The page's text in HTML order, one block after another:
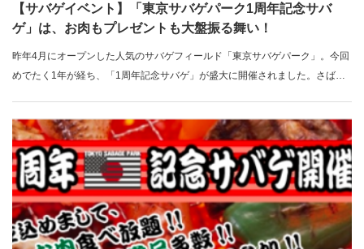
【サバゲイベント】「東京サバゲパーク1周年記念サバ
ゲ」は、お肉もプレゼントも大盤振る舞い！
昨年4月にオープンした人気のサバゲフィールド「東京サバゲパーク」。今回
めでたく1年が経ち、「1周年記念サバゲ」が盛大に開催されました。さば…